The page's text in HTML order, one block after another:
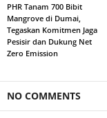
PHR Tanam 700 Bibit
Mangrove di Dumai,
Tegaskan Komitmen Jaga
Pesisir dan Dukung Net
Zero Emission
NO COMMENTS